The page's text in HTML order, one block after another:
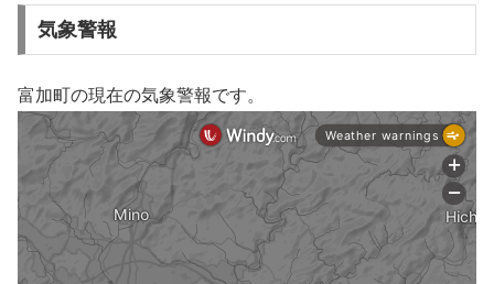
気象警報
富加町の現在の気象警報です。